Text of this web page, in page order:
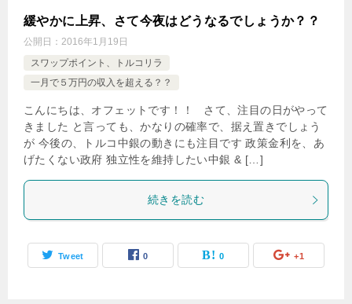
緩やかに上昇、さて今夜はどうなるでしょうか？？
公開日： 2016年1月19日
スワップポイント、トルコリラ
一月で５万円の収入を超える？？
こんにちは、オフェットです！！ さて、注目の日がやって
きました と言っても、かなりの確率で、据え置きでしょう
が 今後の、トルコ中銀の動きにも注目です 政策金利を、あ
げたくない政府 独立性を維持したい中銀 & […]
続きを読む
Tweet 0 0 +1